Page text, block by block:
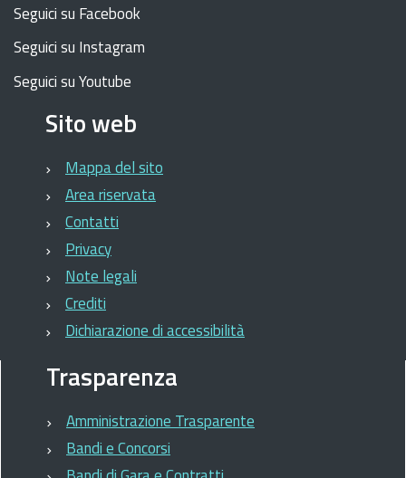
Seguici su Facebook
Seguici su Instagram
Seguici su Youtube
Sito web
Mappa del sito
Area riservata
Contatti
Privacy
Note legali
Crediti
Dichiarazione di accessibilità
Trasparenza
Amministrazione Trasparente
Bandi e Concorsi